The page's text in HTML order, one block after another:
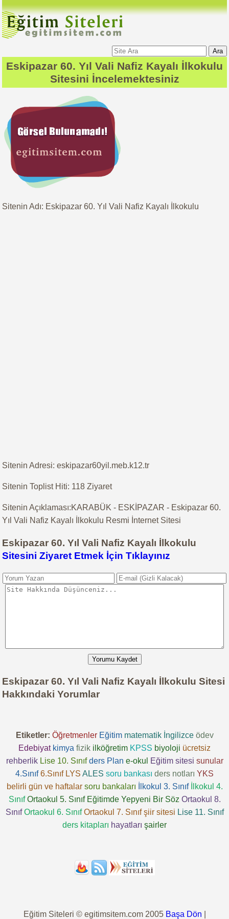
Ara
Eskipazar 60. Yıl Vali Nafiz Kayalı İlkokulu
Sitesini İncelemektesiniz
Sitenin Adı: Eskipazar 60. Yıl Vali Nafiz Kayalı İlkokulu
Sitenin Adresi: eskipazar60yil.meb.k12.tr
Sitenin Toplist Hiti: 118 Ziyaret
Sitenin Açıklaması:KARABÜK - ESKİPAZAR - Eskipazar 60.
Yıl Vali Nafiz Kayalı İlkokulu Resmi İnternet Sitesi
Eskipazar 60. Yıl Vali Nafiz Kayalı İlkokulu
Sitesini Ziyaret Etmek İçin Tıklayınız
Yorumu Kaydet
Eskipazar 60. Yıl Vali Nafiz Kayalı İlkokulu Sitesi
Hakkındaki Yorumlar
Etiketler: Öğretmenler Eğitim matematik İngilizce ödev
Edebiyat kimya fizik ilköğretim KPSS biyoloji ücretsiz
rehberlik Lise 10. Sınıf ders Plan e-okul Eğitim sitesi sunular
4.Sınıf 6.Sınıf LYS ALES soru bankası ders notları YKS
belirli gün ve haftalar soru bankaları İlkokul 3. Sınıf
İlkokul 4.
Sınıf Ortaokul 5. Sınıf Eğitimde Yepyeni Bir Söz Ortaokul 8.
Sınıf Ortaokul 6. Sınıf Ortaokul 7. Sınıf şiir sitesi Lise 11. Sınıf
ders kitapları hayatları şairler
Eğitim Siteleri © egitimsitem.com 2005 Başa Dön